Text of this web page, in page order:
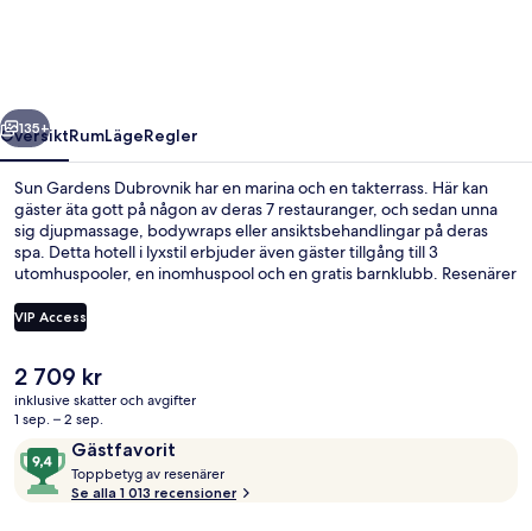
Nästa
135+
ÖversiktRumLägeRegler
Sun Gardens Dubrovnik har en marina och en takterrass. Här kan
gäster äta gott på någon av deras 7 restauranger, och sedan unna
sig djupmassage, bodywraps eller ansiktsbehandlingar på deras
spa. Detta hotell i lyxstil erbjuder även gäster tillgång till 3
utomhuspooler, en inomhuspool och en gratis barnklubb. Resenärer
VIP Access
Det
nuvarande
priset
2 709 kr
2 709 kr
inklusive skatter och avgifter
1 sep. – 2 sep.
RecensionerGästfavorit
9,4
av
10,
Toppbetyg av resenärer
o
Se alla 1 013 recensioner